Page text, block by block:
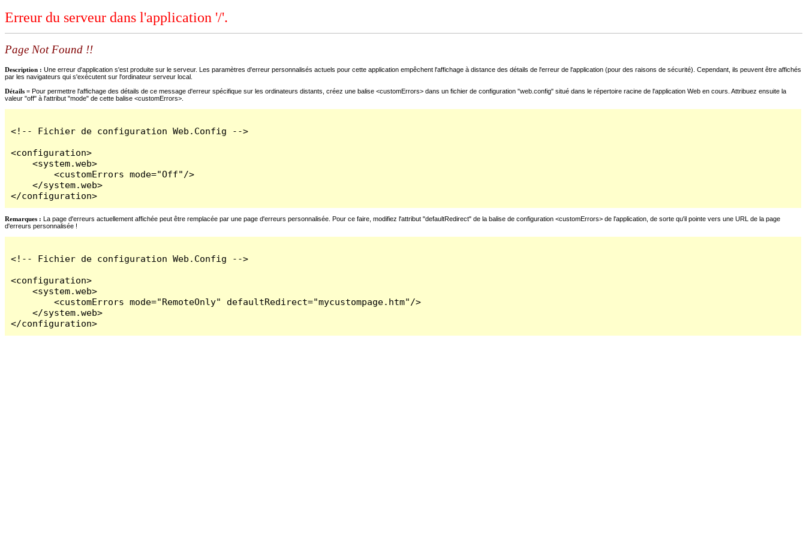
Erreur du serveur dans l'application '/'.
Page Not Found !!
Description : Une erreur d'application s'est produite sur le serveur. Les paramètres d'erreur personnalisés actuels pour cette application empêchent l'affichage à distance des détails de l'erreur de l'application (pour des raisons de sécurité). Cependant, ils peuvent être affichés
par les navigateurs qui s'exécutent sur l'ordinateur serveur local.
Détails = Pour permettre l'affichage des détails de ce message d'erreur spécifique sur les ordinateurs distants, créez une balise <customErrors> dans un fichier de configuration "web.config" situé dans le répertoire racine de l'application Web en cours. Attribuez ensuite la
valeur "off" à l'attribut "mode" de cette balise <customErrors>.
<!-- Fichier de configuration Web.Config -->
<configuration>
    <system.web>
        <customErrors mode="Off"/>
    </system.web>
</configuration>
Remarques : La page d'erreurs actuellement affichée peut être remplacée par une page d'erreurs personnalisée. Pour ce faire, modifiez l'attribut "defaultRedirect" de la balise de configuration <customErrors> de l'application, de sorte qu'il pointe vers une URL de la page
d'erreurs personnalisée !
<!-- Fichier de configuration Web.Config -->
<configuration>
    <system.web>
        <customErrors mode="RemoteOnly" defaultRedirect="mycustompage.htm"/>
    </system.web>
</configuration>